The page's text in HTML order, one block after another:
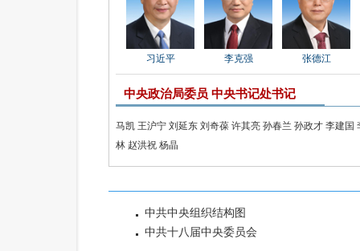
习近平 李克强 张德江
中央政治局委员 中央书记处书记
马凯 王沪宁 刘延东 刘奇葆 许其亮 孙春兰 孙政才 李建国
林 赵洪祝 杨晶
中共中央组织结构图
中共十八届中央委员会